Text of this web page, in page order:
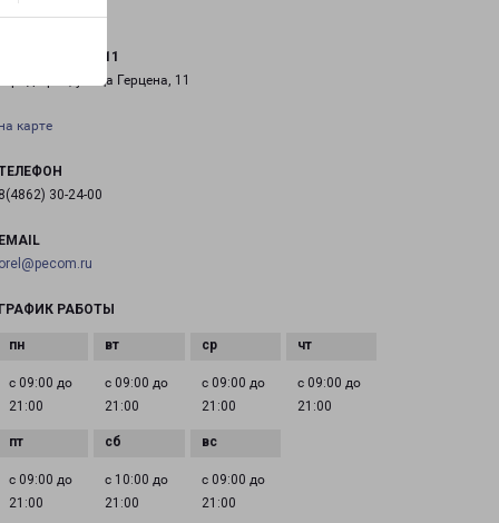
ГЕРЦЕНА 11
Орёл, улица Герцена, 11
карте
30-24-00
РАБОТЫ
с 09:00 до
21:00
с 09:00 до
21:00
с 09:00 до
21:00
с 09:00 до
21:00
с 09:00 до
21:00
с 10:00 до
21:00
с 09:00 до
21:00